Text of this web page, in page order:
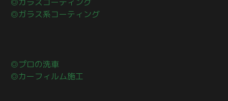
◎ガラスコーティング
◎ガラス系コーティング
◎プロの洗車
◎カーフィルム施工